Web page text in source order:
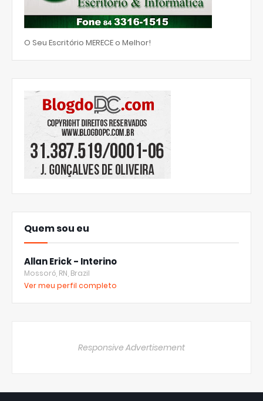
O Seu Escritório MERECE o Melhor!
Quem sou eu
Allan Erick - Interino
Mossoró, RN, Brazil
Ver meu perfil completo
Responsive Advertisement